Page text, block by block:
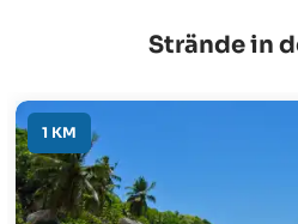
Strände in
1 KM